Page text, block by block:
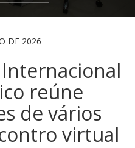
DE 2026
reúne
de vários
virtual